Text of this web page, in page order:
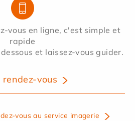
vous en ligne, c'est simple et
rapide
et laissez-vous guider.
vous
vous au service imagerie